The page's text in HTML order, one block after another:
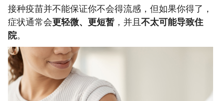
接种疫苗并不能保证你不会得流感，但如果你得了，
症状通常会更轻微、更短暂 ，并且不太可能导致住
院。